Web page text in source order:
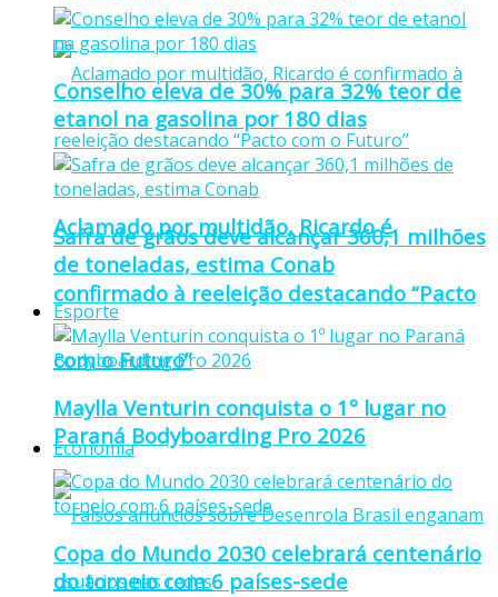
Aclamado por multidão, Ricardo é
confirmado à reeleição destacando “Pacto
com o Futuro”
Economia
Conselho eleva de 30% para 32% teor de
etanol na gasolina por 180 dias
Safra de grãos deve alcançar 360,1 milhões
de toneladas, estima Conab
Esporte
Maylla Venturin conquista o 1º lugar no
Paraná Bodyboarding Pro 2026
Copa do Mundo 2030 celebrará centenário
do torneio com 6 países-sede